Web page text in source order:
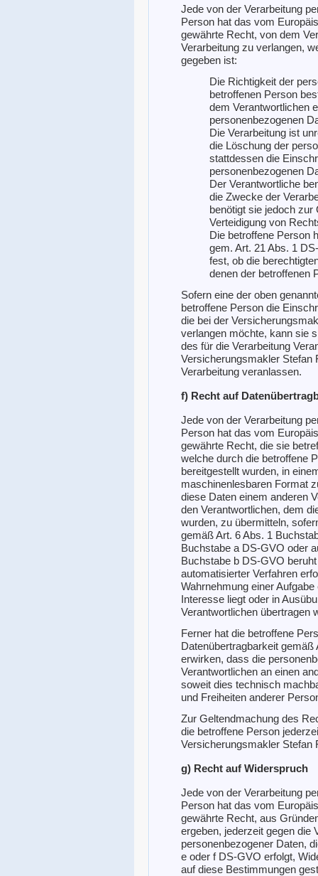
Jede von der Verarbeitung
Person hat das vom
gewährte Recht, von dem
Verarbeitung zu verlangen,
gegeben ist:
Die Richtigkeit der
betroffenen Person
dem Verantwortlichen
personenbezogenen
Die Verarbeitung ist
die Löschung der
stattdessen die
personenbezogenen
Der Verantwortliche
die Zwecke der
benötigt sie jedoch zur
Verteidigung von
Die betroffene Person
gem. Art. 21 Abs. 1
fest, ob die
denen der betroffenen
Sofern eine der oben
betroffene Person die
die bei der
verlangen möchte, kann sie
des für die Verarbeitung
Versicherungsmakler Stefan
Verarbeitung veranlassen.
f) Recht auf
Jede von der Verarbeitung
Person hat das vom
gewährte Recht, die sie
welche durch die betroffene
bereitgestellt wurden, in
maschinenlesbaren Format
diese Daten einem anderen
den Verantwortlichen, dem
wurden, zu übermitteln,
gemäß Art. 6 Abs. 1
Buchstabe a DS-GVO oder
Buchstabe b DS-GVO
automatisierter Verfahren
Wahrnehmung einer
Interesse liegt oder in
Verantwortlichen übertragen
Ferner hat die betroffene
Datenübertragbarkeit
erwirken, dass die
Verantwortlichen an einen
soweit dies technisch
und Freiheiten anderer
Zur Geltendmachung des
die betroffene Person
Versicherungsmakler Stefan
g) Recht auf Widerspruch
Jede von der Verarbeitung
Person hat das vom
gewährte Recht, aus
ergeben, jederzeit gegen die
personenbezogener Daten,
e oder f DS-GVO erfolgt,
auf diese Bestimmungen